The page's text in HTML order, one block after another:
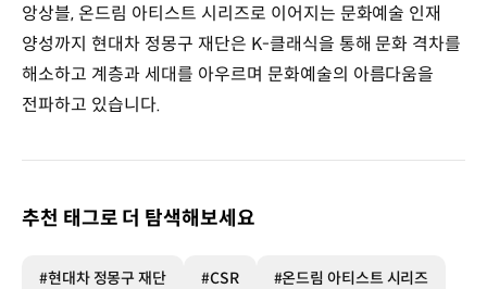
앙상블, 온드림 아티스트 시리즈로 이어지는 문화예술 인재
양성까지 현대차 정몽구 재단은 K-클래식을 통해 문화 격차를
해소하고 계층과 세대를 아우르며 문화예술의 아름다움을
전파하고 있습니다.
추천 태그로 더 탐색해보세요
#현대차 정몽구 재단 #CSR #온드림 아티스트 시리즈